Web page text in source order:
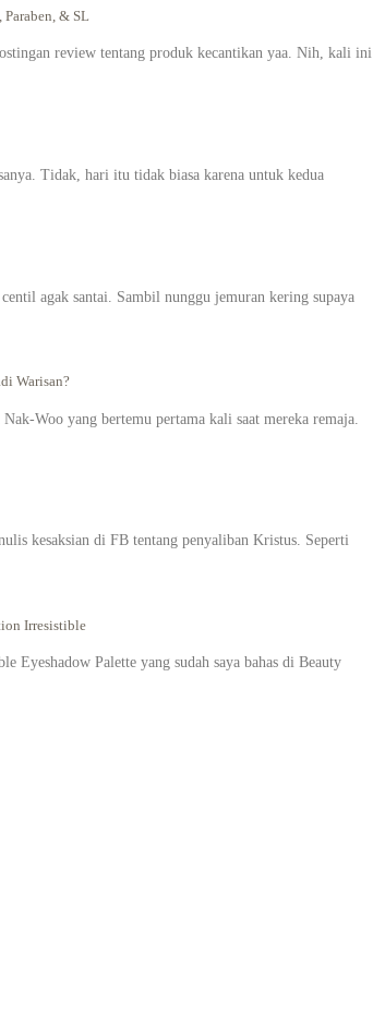
& SL
review tentang produk kecantikan yaa. Nih, kali ini
Tidak, hari itu tidak biasa karena untuk kedua
agak santai. Sambil nunggu jemuran kering supaya
Warisan?
Woo yang bertemu pertama kali saat mereka remaja.
kesaksian di FB tentang penyaliban Kristus. Seperti
Irresistible
Palette yang sudah saya bahas di Beauty